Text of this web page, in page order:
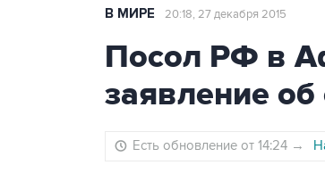
В МИРЕ 20:18, 27 декабря 2015
Посол РФ в
заявление
Есть обновление от 14:24 →